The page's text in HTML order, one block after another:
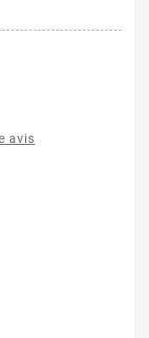
avis